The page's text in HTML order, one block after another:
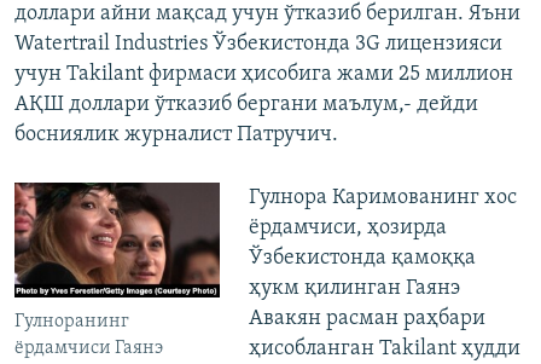
доллари айни мақсад учун ўтказиб берилган. Яъни
Watertrail Industries Ўзбекистонда 3G лицензияси
учун Takilant фирмаси ҳисобига жами 25 миллион
АҚШ доллари ўтказиб бергани маълум,- дейди
босниялик журналист Патручич.
Гулноранинг
ёрдамчиси Гаянэ
Гулнора Каримованинг хос
ёрдамчиси, ҳозирда
Ўзбекистонда қамоққа
ҳукм қилинган Гаянэ
Авакян расман раҳбари
ҳисобланган Takilant ҳудди